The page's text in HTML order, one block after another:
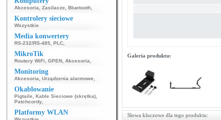
Akcesoria Zasilacze Bluetooth
Kontrolery sieciowe
Wszystkie
Media konwertery
RS-232/RS-485 PLC
MikroTik
Routery WiFi GPEN Akcesoria
Monitoring
Akcesoria Urządzenia alarmowe
Okablowanie
Pigtaile Kable Sieciowe (skrętka)
Patchcordy,
Platformy WLAN
Galeria produktu:
Słowa kluczowe dla tego produktu: